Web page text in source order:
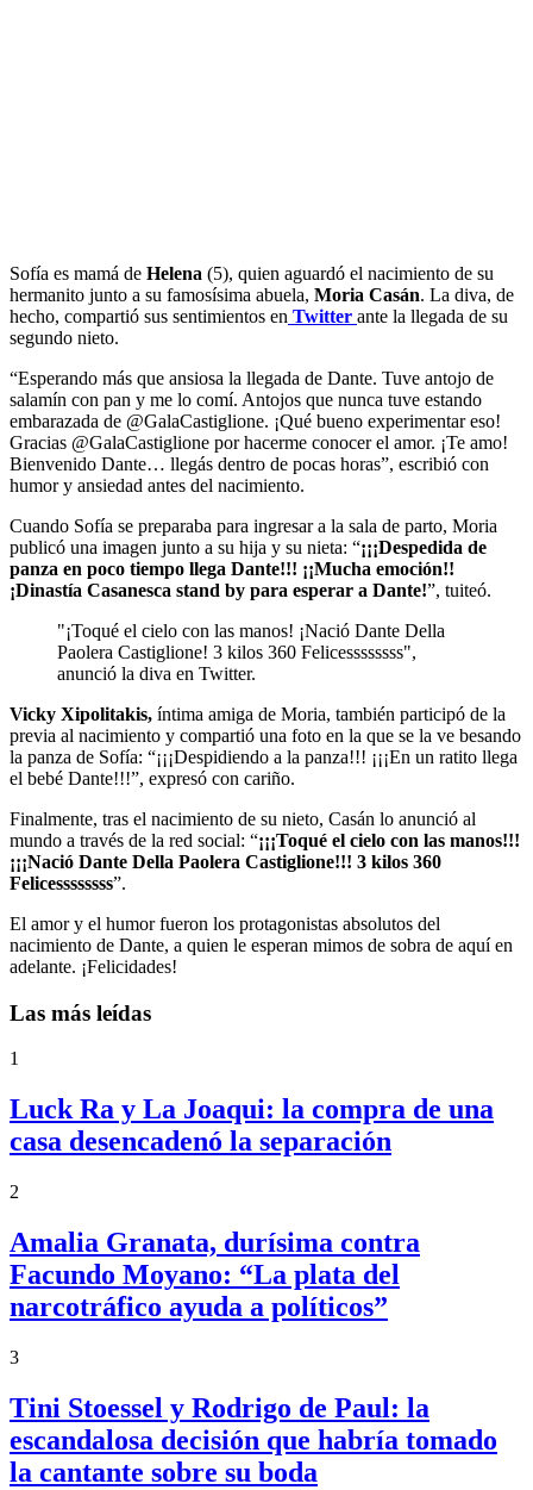
Sofía es mamá de Helena (5), quien aguardó el nacimiento de su
hermanito junto a su famosísima abuela, Moria Casán. La diva, de
hecho, compartió sus sentimientos en Twitter ante la llegada de su
segundo nieto.
“Esperando más que ansiosa la llegada de Dante. Tuve antojo de
salamín con pan y me lo comí. Antojos que nunca tuve estando
embarazada de @GalaCastiglione. ¡Qué bueno experimentar eso!
Gracias @GalaCastiglione por hacerme conocer el amor. ¡Te amo!
Bienvenido Dante… llegás dentro de pocas horas”, escribió con
humor y ansiedad antes del nacimiento.
Cuando Sofía se preparaba para ingresar a la sala de parto, Moria
publicó una imagen junto a su hija y su nieta: “¡¡¡Despedida de
panza en poco tiempo llega Dante!!! ¡¡Mucha emoción!!
¡Dinastía Casanesca stand by para esperar a Dante!”, tuiteó.
"¡Toqué el cielo con las manos! ¡Nació Dante Della
Paolera Castiglione! 3 kilos 360 Felicessssssss",
anunció la diva en Twitter.
Vicky Xipolitakis, íntima amiga de Moria, también participó de la
previa al nacimiento y compartió una foto en la que se la ve besando
la panza de Sofía: “¡¡¡Despidiendo a la panza!!! ¡¡¡En un ratito llega
el bebé Dante!!!”, expresó con cariño.
Finalmente, tras el nacimiento de su nieto, Casán lo anunció al
mundo a través de la red social: “¡¡¡Toqué el cielo con las manos!!!
¡¡¡Nació Dante Della Paolera Castiglione!!! 3 kilos 360
Felicessssssss”.
El amor y el humor fueron los protagonistas absolutos del
nacimiento de Dante, a quien le esperan mimos de sobra de aquí en
adelante. ¡Felicidades!
Las más leídas
1
Luck Ra y La Joaqui: la compra de una
casa desencadenó la separación
2
Amalia Granata, durísima contra
Facundo Moyano: “La plata del
narcotráfico ayuda a políticos”
3
Tini Stoessel y Rodrigo de Paul: la
escandalosa decisión que habría tomado
la cantante sobre su boda